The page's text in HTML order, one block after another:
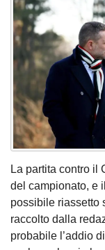
La partita contro il
del campionato, e
possibile riassetto
raccolto dalla
probabile l’addio di